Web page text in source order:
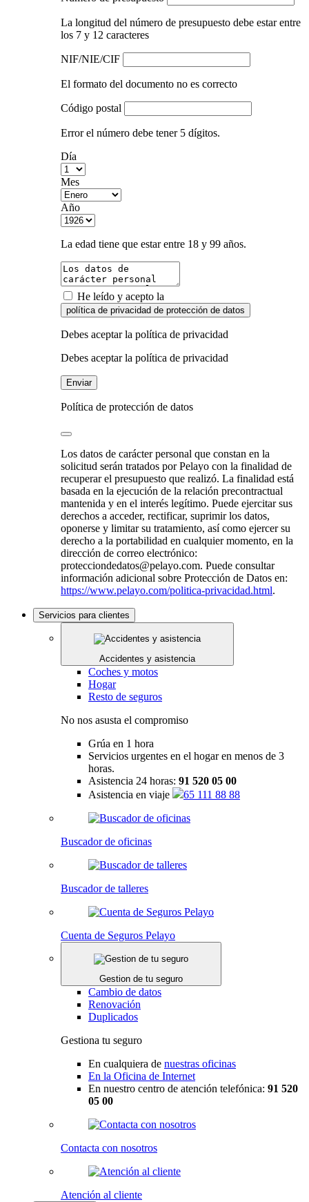
La longitud del número de presupuesto debe estar entre
los 7 y 12 caracteres
NIF/NIE/CIF
El formato del documento no es correcto
Código postal
Error el número debe tener 5 dígitos.
Día
Mes
Año
La edad tiene que estar entre 18 y 99 años.
He leído y acepto la
política de privacidad de protección de datos
Debes aceptar la política de privacidad
Debes aceptar la política de privacidad
Enviar
Política de protección de datos
Los datos de carácter personal que constan en la
solicitud serán tratados por Pelayo con la finalidad de
recuperar el presupuesto que realizó. La finalidad está
basada en la ejecución de la relación precontractual
mantenida y en el interés legítimo. Puede ejercitar sus
derechos a acceder, rectificar, suprimir los datos,
oponerse y limitar su tratamiento, así como ejercer su
derecho a la portabilidad en cualquier momento, en la
dirección de correo electrónico:
protecciondedatos@pelayo.com. Puede consultar
información adicional sobre Protección de Datos en:
https://www.pelayo.com/politica-privacidad.html.
Servicios para clientes
Accidentes y asistencia
Coches y motos
Hogar
Resto de seguros
No nos asusta el compromiso
Grúa en 1 hora
Servicios urgentes en el hogar en menos de 3
horas.
Asistencia 24 horas: 91 520 05 00
Asistencia en viaje
65 111 88 88
Buscador de oficinas
Buscador de talleres
Cuenta de Seguros Pelayo
Gestion de tu seguro
Cambio de datos
Renovación
Duplicados
Gestiona tu seguro
En cualquiera de nuestras oficinas
En la Oficina de Internet
En nuestro centro de atención telefónica: 91 520
05 00
Contacta con nosotros
Atención al cliente